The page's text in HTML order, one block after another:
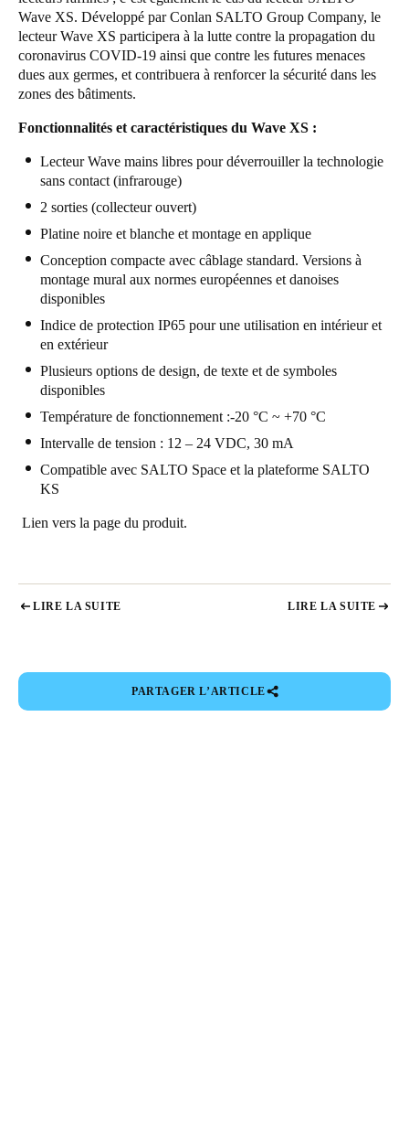
Wave XS. Développé par Conlan SALTO Group Company, le
lecteur Wave XS participera à la lutte contre la propagation du
coronavirus COVID-19 ainsi que contre les futures menaces
dues aux germes, et contribuera à renforcer la sécurité dans les
zones des bâtiments.
Fonctionnalités et caractéristiques du Wave XS :
Lecteur Wave mains libres pour déverrouiller la technologie
sans contact (infrarouge)
2 sorties (collecteur ouvert)
Platine noire et blanche et montage en applique
Conception compacte avec câblage standard. Versions à
montage mural aux normes européennes et danoises
disponibles
Indice de protection IP65 pour une utilisation en intérieur et
en extérieur
Plusieurs options de design, de texte et de symboles
disponibles
Température de fonctionnement :-20 °C ~ +70 °C
Intervalle de tension : 12 – 24 VDC, 30 mA
Compatible avec SALTO Space et la plateforme SALTO
KS
Lien vers la page du produit.
LIRE LA SUITE LIRE LA SUITE
PARTAGER L’ARTICLE